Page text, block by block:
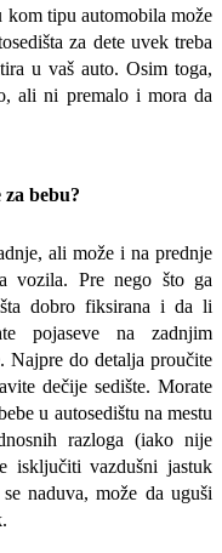
kom tipu automobila može
za dete uvek treba
u vaš auto. Osim toga,
ali ni premalo i mora da
bebu?
ali može i na prednje
vozila. Pre nego što ga
dobro fiksirana i da li
pojaseve na zadnjim
Najpre do detalja proučite
dečije sedište. Morate
u autosedištu na mestu
razloga (iako nije
isključiti vazdušni jastuk
naduva, može da uguši